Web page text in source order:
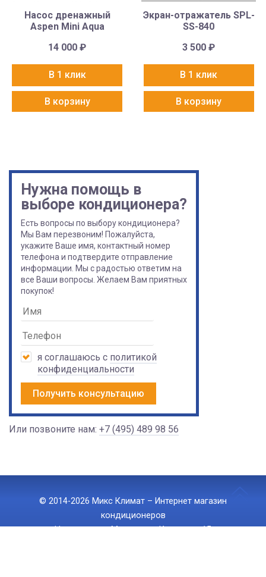
Насос дренажный
Aspen Mini Aqua
14 000₽
В 1 клик
В корзину
Экран-отражатель SPL-
SS-840
3 500₽
В 1 клик
В корзину
Нужна помощь в
выборе кондиционера?
Есть вопросы по выбору кондиционера?
Мы Вам перезвоним! Пожалуйста,
укажите Ваше имя, контактный номер
телефона и подтвердите отправление
информации. Мы с радостью ответим на
все Ваши вопросы. Желаем Вам приятных
покупок!
я соглашаюсь с политикой
конфиденциальности
Получить консультацию
Или позвоните нам: +7 (495) 489 98 56
© 2014-2026 Микс Климат – Интернет магазин
кондиционеров
Наш адрес: г. Москва, ул. Ижорская 15